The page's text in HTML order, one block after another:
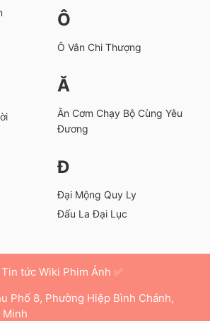
Ô
Ô Vân Chi Thượng
Ă
Ăn Cơm Chạy Bộ Cùng Yêu
Đương
Đ
Đại Mộng Quy Ly
Đấu La Đại Lục
tức Wiki Phim Ảnh ✅
Phố 8, Phường Hiệp Bình Chánh,